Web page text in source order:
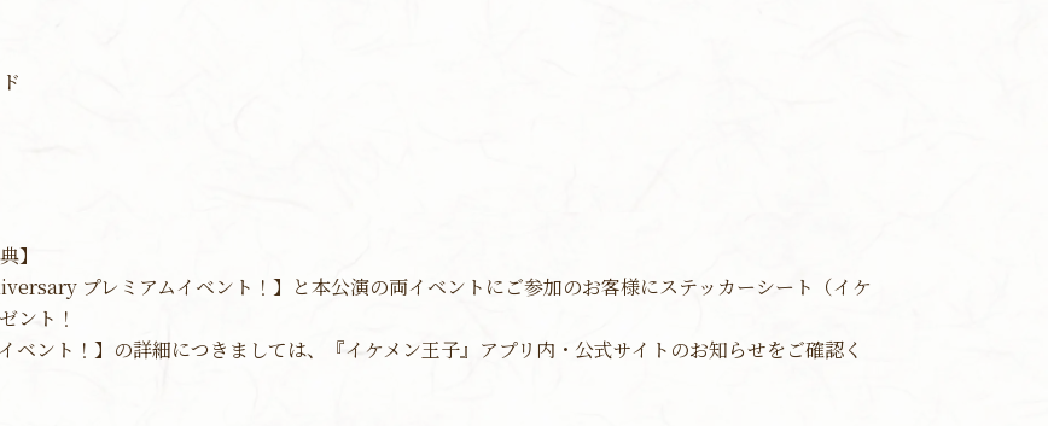
】
プレミアムイベント！】と本公演の両イベントにご参加のお客様にステッカーシート（イケ
ント！
ント！】の詳細につきましては、『イケメン王子』アプリ内・公式サイトのお知らせをご確認く